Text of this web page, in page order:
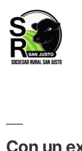
Con un